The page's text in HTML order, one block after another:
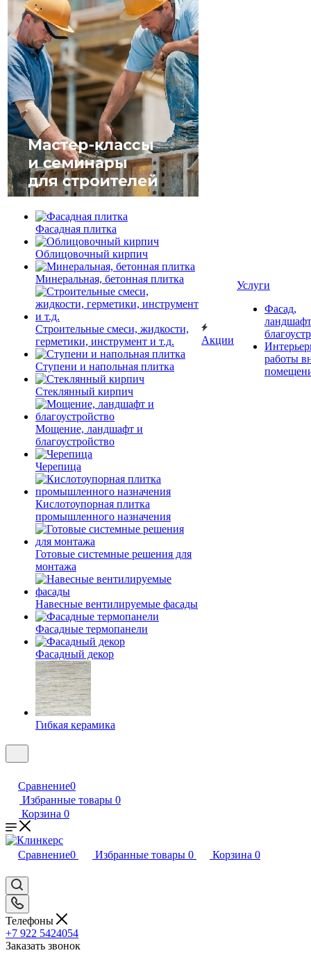
Фасадная плитка
Облицовочный кирпич
Минеральная, бетонная плитка
Строительные смеси, жидкости,
герметики, инструмент и т.д.
Ступени и напольная плитка
Cтеклянный кирпич
Мощение, ландшафт и
благоустройство
Черепица
Кислотоупорная плитка
промышленного назначения
Готовые системные решения для
монтажа
Навесные вентилируемые фасады
Фасадные термопанели
Фасадный декор
Гибкая керамика
Акции
Услуги
Фасад,
работы
Сравнение0
Избранные товары 0
Корзина 0
Сравнение0 Избранные товары 0 Корзина 0
Телефоны
+7 922 5424054
Заказать звонок